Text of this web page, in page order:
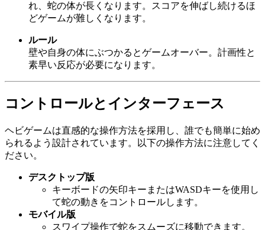
れ、蛇の体が長くなります。スコアを伸ばし続けるほ
どゲームが難しくなります。
ルール
壁や自身の体にぶつかるとゲームオーバー。計画性と
素早い反応が必要になります。
コントロールとインターフェース
ヘビゲームは直感的な操作方法を採用し、誰でも簡単に始め
られるよう設計されています。以下の操作方法に注意してく
ださい。
デスクトップ版
キーボードの矢印キーまたはWASDキーを使用し
て蛇の動きをコントロールします。
モバイル版
スワイプ操作で蛇をスムーズに移動できます。